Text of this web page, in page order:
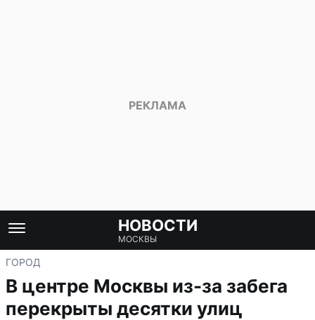
НОВОСТИ
МОСКВЫ
ГОРОД
В центре Москвы из-за забега
перекрыты десятки улиц